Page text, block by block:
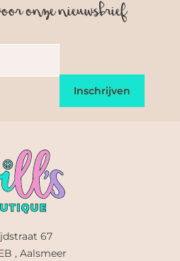
onze nieuwsbrief
67
, Aalsmeer